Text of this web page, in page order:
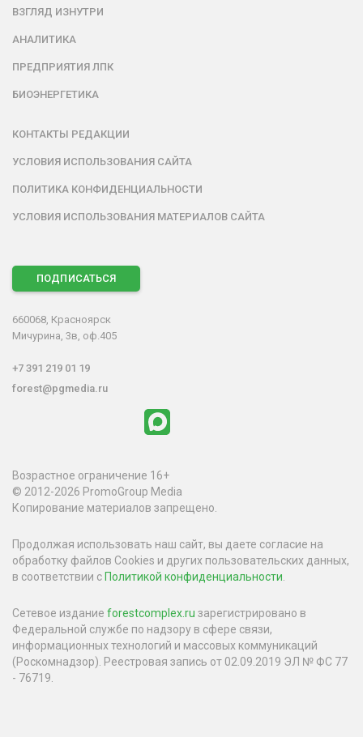
ВЗГЛЯД ИЗНУТРИ
АНАЛИТИКА
ПРЕДПРИЯТИЯ ЛПК
БИОЭНЕРГЕТИКА
КОНТАКТЫ РЕДАКЦИИ
УСЛОВИЯ ИСПОЛЬЗОВАНИЯ САЙТА
ПОЛИТИКА КОНФИДЕНЦИАЛЬНОСТИ
УСЛОВИЯ ИСПОЛЬЗОВАНИЯ МАТЕРИАЛОВ САЙТА
ПОДПИСАТЬСЯ
660068, Красноярск
Мичурина, 3в, оф.405
+7 391 219 01 19
forest@pgmedia.ru
Возрастное ограничение 16+
© 2012-2026 PromoGroup Media
Копирование материалов запрещено.
Продолжая использовать наш сайт, вы даете согласие на
обработку файлов Cookies и других пользовательских данных,
в соответствии сПолитикой конфиденциальности
Сетевое издание forestcomplex.ru зарегистрировано в
Федеральной службе по надзору в сфере связи,
информационных технологий и массовых коммуникаций
(Роскомнадзор). Реестровая запись от 02.09.2019 ЭЛ № ФС 77
- 76719.